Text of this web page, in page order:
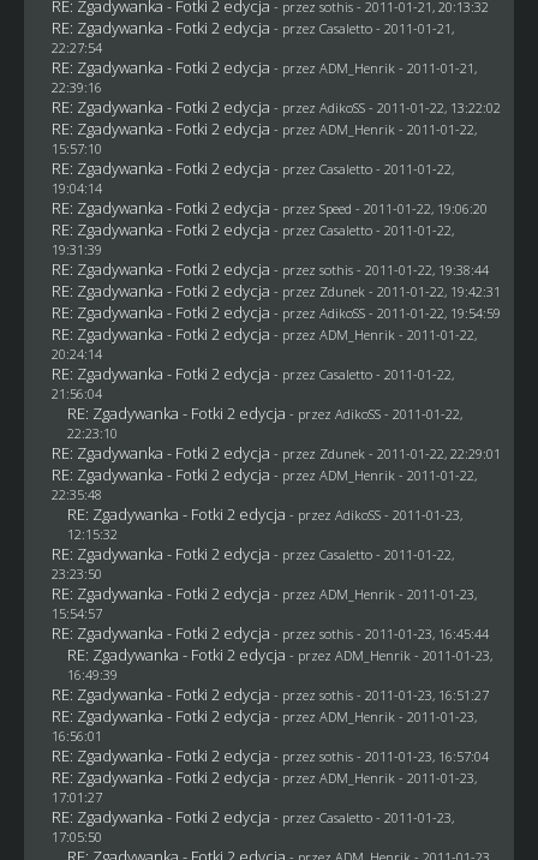
RE: Zgadywanka - Fotki 2 edycja - przez sothis- 2011-01-21, 20:13:32
RE: Zgadywanka - Fotki 2 edycja - przez Casaletto- 2011-01-21,
22:27:54
RE: Zgadywanka - Fotki 2 edycja - przez ADM_Henrik - 2011-01-21,
22:39:16
RE: Zgadywanka - Fotki 2 edycja - przez AdikoSS - 2011-01-22, 13:22:02
RE: Zgadywanka - Fotki 2 edycja - przez ADM_Henrik - 2011-01-22,
15:57:10
RE: Zgadywanka - Fotki 2 edycja - przez Casaletto- 2011-01-22,
19:04:14
RE: Zgadywanka - Fotki 2 edycja - przez Speed - 2011-01-22, 19:06:20
RE: Zgadywanka - Fotki 2 edycja - przez Casaletto- 2011-01-22,
19:31:39
RE: Zgadywanka - Fotki 2 edycja - przez sothis- 2011-01-22, 19:38:44
RE: Zgadywanka - Fotki 2 edycja - przez Zdunek - 2011-01-22, 19:42:31
RE: Zgadywanka - Fotki 2 edycja - przez AdikoSS - 2011-01-22, 19:54:59
RE: Zgadywanka - Fotki 2 edycja - przez ADM_Henrik - 2011-01-22,
20:24:14
RE: Zgadywanka - Fotki 2 edycja - przez Casaletto- 2011-01-22,
21:56:04
RE: Zgadywanka - Fotki 2 edycja - przez AdikoSS - 2011-01-22,
22:23:10
RE: Zgadywanka - Fotki 2 edycja - przez Zdunek - 2011-01-22, 22:29:01
RE: Zgadywanka - Fotki 2 edycja - przez ADM_Henrik - 2011-01-22,
22:35:48
RE: Zgadywanka - Fotki 2 edycja - przez AdikoSS - 2011-01-23,
12:15:32
RE: Zgadywanka - Fotki 2 edycja - przez Casaletto- 2011-01-22,
23:23:50
RE: Zgadywanka - Fotki 2 edycja - przez ADM_Henrik - 2011-01-23,
15:54:57
RE: Zgadywanka - Fotki 2 edycja - przez sothis- 2011-01-23, 16:45:44
RE: Zgadywanka - Fotki 2 edycja - przez ADM_Henrik - 2011-01-23,
16:49:39
RE: Zgadywanka - Fotki 2 edycja - przez sothis- 2011-01-23, 16:51:27
RE: Zgadywanka - Fotki 2 edycja - przez ADM_Henrik - 2011-01-23,
16:56:01
RE: Zgadywanka - Fotki 2 edycja - przez sothis- 2011-01-23, 16:57:04
RE: Zgadywanka - Fotki 2 edycja - przez ADM_Henrik - 2011-01-23,
17:01:27
RE: Zgadywanka - Fotki 2 edycja - przez Casaletto- 2011-01-23,
17:05:50